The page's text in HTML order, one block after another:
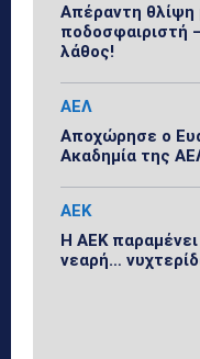
Απέραντη θλίψη
ποδοσφαιριστή
λάθος!
ΑΕΛ
Αποχώρησε ο
Ακαδημία της
ΑΕΚ
Η ΑΕΚ παραμένει
νεαρή…